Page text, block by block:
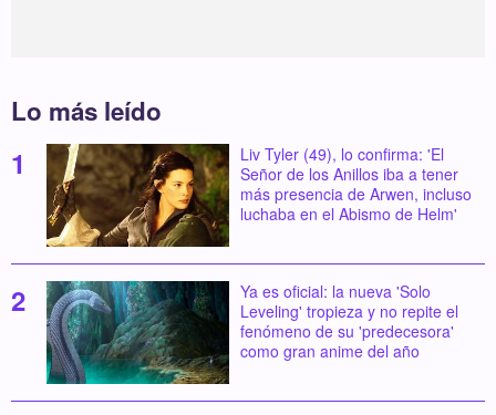
Lo más leído
Liv Tyler (49), lo confirma: 'El
Señor de los Anillos iba a tener
más presencia de Arwen, incluso
luchaba en el Abismo de Helm'
Ya es oficial: la nueva 'Solo
Leveling' tropieza y no repite el
fenómeno de su 'predecesora'
como gran anime del año